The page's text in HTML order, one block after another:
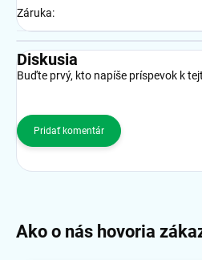
Záruka:
Diskusia
Buďte prvý, kto napíše príspevok k
Pridať komentár